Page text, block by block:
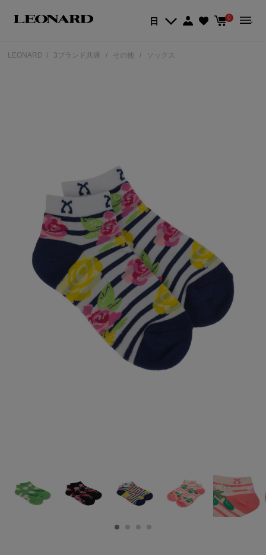
日 0
LEONARD 3ブランド共通 その他 ソックス